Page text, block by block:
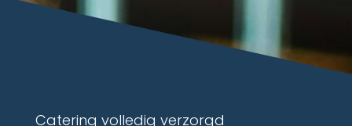
Catering volledig verzorgd